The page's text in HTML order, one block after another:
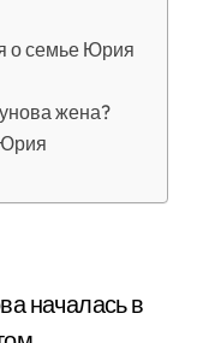
о семье Юрия
жена?
началась в